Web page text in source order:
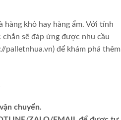
khô hay hàng ẩm. Với tính
sẽ đáp ứng được nhu cầu
palletnhua.vn) để khám phá thêm
chuyển.